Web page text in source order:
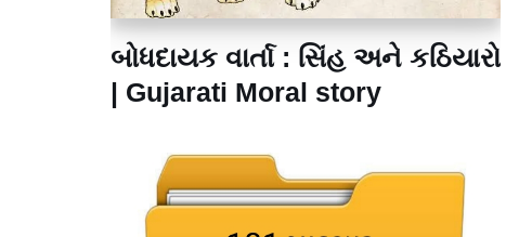
બોધદાયક વાર્તા : સિંહ અને કઠિયારો
| Gujarati Moral story